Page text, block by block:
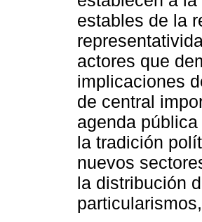
estables de la
actores que
implicaciones
de central
agenda
la tradición
nuevos
la distribución